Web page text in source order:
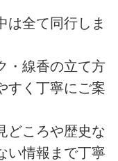
は全て同行しま
・線香の立て方
すく丁寧にご案
どころや歴史な
い情報まで丁寧